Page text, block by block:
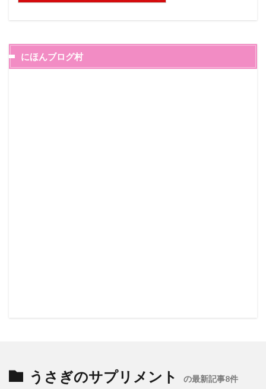
にほんブログ村
うさぎのサプリメント の最新記事8件